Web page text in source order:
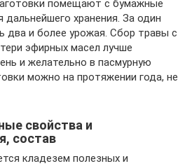
помещают с бумажные
хранения. За один
два и более урожая. Сбор травы с
эфирных масел лучше
и желательно в пасмурную
можно на протяжении года, не
свойства и
состав
кладезем полезных и